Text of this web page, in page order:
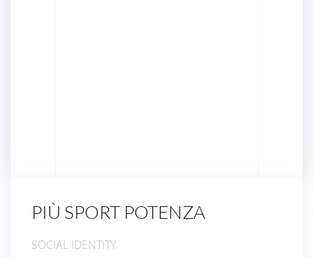
PIÙ SPORT POTENZA
SOCIAL IDENTITY